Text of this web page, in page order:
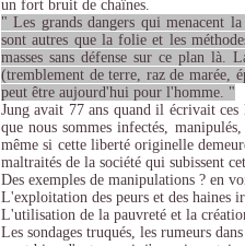
un fort bruit de chaînes.
" Les grands dangers qui menacent
sont autres que la folie et les
masses sans défense sur ce plan là.
(tremblement de terre, raz de marée,
peut être aujourd'hui pour l'homme. "
Jung avait 77 ans quand il écrivait
que nous sommes infectés,
même si cette liberté originelle
maltraités de la société qui subissent
Des exemples de manipulations ? en
L'exploitation des peurs et des haines
L'utilisation de la pauvreté et la
Les sondages truqués, les rumeurs